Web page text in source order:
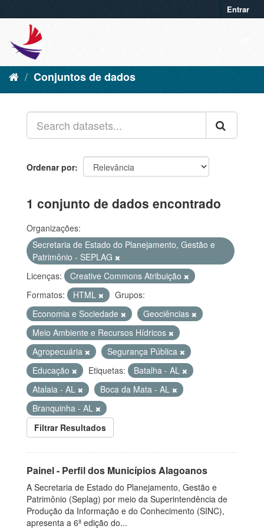
Entrar
Conjuntos de dados
Ordenar por
1 conjunto de dados encontrado
Organizações:
Secretaria de Estado do Planejamento, Gestão e
Patrimônio - SEPLAG
Licenças:
Creative Commons Atribuição
Formatos:
HTML
Grupos:
Economia e Sociedade
Geociências
Meio Ambiente e Recursos Hídricos
Agropecuária
Segurança Pública
Educação
Etiquetas:
Batalha - AL
Atalaia - AL
Boca da Mata - AL
Branquinha - AL
Filtrar Resultados
Painel - Perfil dos Municípios Alagoanos
A Secretaria de Estado do Planejamento, Gestão e
Patrimônio (Seplag) por meio da Superintendência de
Produção da Informação e do Conhecimento (SINC),
apresenta a 6ª edição do...